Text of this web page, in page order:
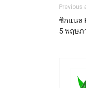
Previous
ซิกแนล
5 พฤษภ